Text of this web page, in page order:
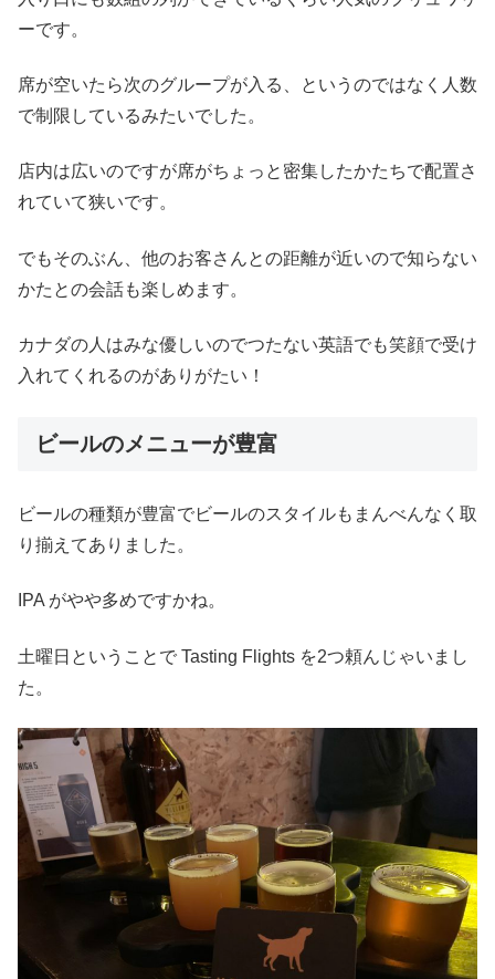
ーです。
席が空いたら次のグループが入る、というのではなく人数
で制限しているみたいでした。
店内は広いのですが席がちょっと密集したかたちで配置さ
れていて狭いです。
でもそのぶん、他のお客さんとの距離が近いので知らない
かたとの会話も楽しめます。
カナダの人はみな優しいのでつたない英語でも笑顔で受け
入れてくれるのがありがたい！
ビールのメニューが豊富
ビールの種類が豊富でビールのスタイルもまんべんなく取
り揃えてありました。
IPA がやや多めですかね。
土曜日ということで Tasting Flights を2つ頼んじゃいまし
た。